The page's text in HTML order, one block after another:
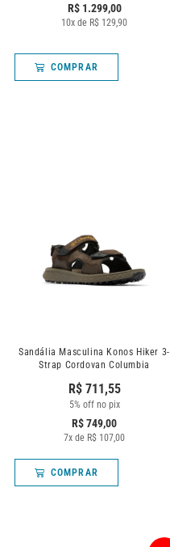
R$1.299,00
10x de R$ 129,90
COMPRAR
Sandália Masculina Konos Hiker 3-
Strap Cordovan Columbia
R$711,55
5% off no pix
R$749,00
7x de R$ 107,00
COMPRAR